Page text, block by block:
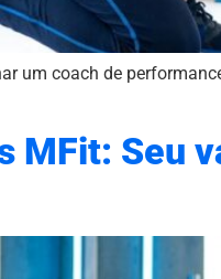
um coach de
MFit: Seu